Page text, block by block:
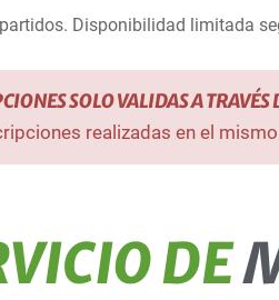
Disponibilidad limitada
SOLO VALIDAS A
realizadas en el
DE